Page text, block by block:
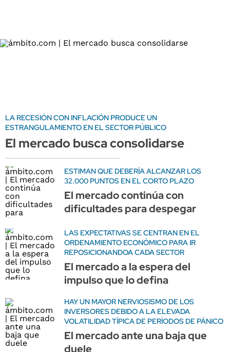
LA RECESIÓN CON INFLACIÓN PRODUCE UN
ESTRANGULAMIENTO EN EL SECTOR PÚBLICO
El mercado busca consolidarse
ESTIMAN QUE DEBERÍA ALCANZAR LOS
32.000 PUNTOS EN EL CORTO PLAZO
El mercado continúa con
dificultades para despegar
LAS EXPECTATIVAS SE CENTRAN EN EL
ORDENAMIENTO ECONÓMICO PARA IR
REPOSICIONANDOA CADA SECTOR
El mercado a la espera del
impulso que lo defina
HAY UN MAYOR NERVIOSISMO DE LOS
INVERSORES DEBIDO A LA ELEVADA
VOLATILIDAD TÍPICA DE PERÍODOS DE PÁNICO
El mercado ante una baja que
duele